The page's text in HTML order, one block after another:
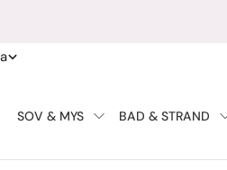
SOV & MYS BAD & STRAND